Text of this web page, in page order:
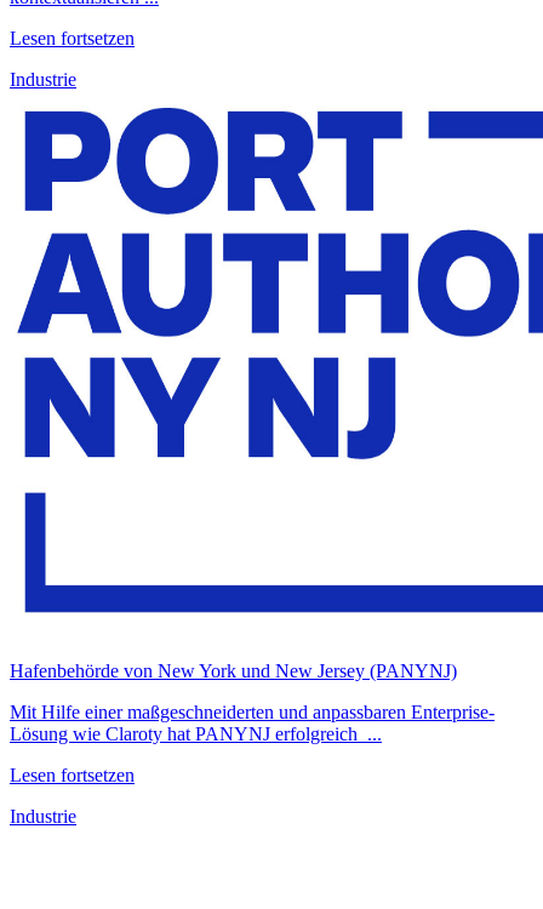
Lesen fortsetzen
Industrie
Hafenbehörde von New York und New Jersey (PANYNJ)
Mit Hilfe einer maßgeschneiderten und anpassbaren Enterprise-
Lösung wie Claroty hat PANYNJ erfolgreich ...
Lesen fortsetzen
Industrie